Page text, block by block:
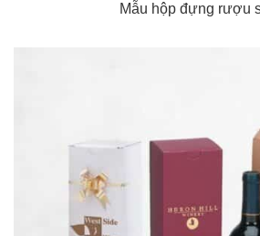
Mẫu hộp đựng rượu